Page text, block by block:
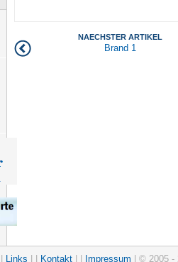
NAECHSTER ARTIKEL
Brand 1
Links Kontakt Impressum | © 2005 -